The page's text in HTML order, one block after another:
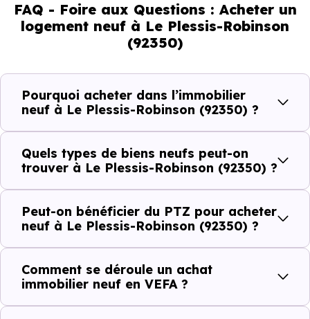
43.84 % d'adultes (dont 75.5 % d'actifs), 20.99 % de
seniors, 16.38 % de jeunes et 18.79 % d'enfants. Un profil
démographique qui renseigne directement sur la
demande locative locale et les typologies de biens les
plus recherchées.
Côté cadre de vie, Le Plessis-Robinson (92350) dispose de
41 commerces, 102 professions médicales et 18
établissements scolaires. Des équipements du quotidien
qui constituent autant d'arguments concrets pour habiter
ou investir dans la commune.
Combien coûte un logement à Le Plessis-
Robinson (92350) ?
C'est souvent la première question. Voici les repères de
FAQ - Foire aux Questions : Acheter un
logement neuf à Le Plessis-Robinson
(92350)
Pourquoi acheter dans l’immobilier
neuf à Le Plessis-Robinson (92350) ?
Quels types de biens neufs peut-on
trouver à Le Plessis-Robinson (92350) ?
Peut-on bénéficier du PTZ pour acheter
neuf à Le Plessis-Robinson (92350) ?
Comment se déroule un achat
immobilier neuf en VEFA ?